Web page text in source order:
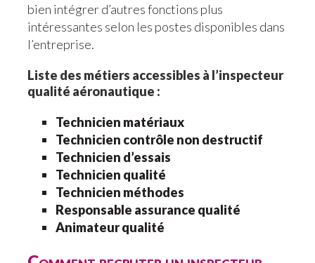
bien intégrer d’autres fonctions plus
intéressantes selon les postes disponibles dans
l’entreprise.
Liste des métiers accessibles à l’inspecteur
qualité aéronautique :
Technicien matériaux
Technicien contrôle non destructif
Technicien d’essais
Technicien qualité
Technicien méthodes
Responsable assurance qualité
Animateur qualité